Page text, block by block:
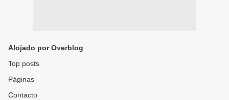
Alojado por Overblog
Top posts
Páginas
Contacto